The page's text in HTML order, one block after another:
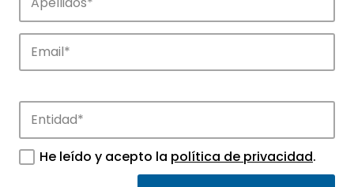
Descubre las empresas que impulsan la
innovación en los parques de APTE.
QUALTERY SL
INDUSTRIAL
He leído y acepto la política de privacidad.